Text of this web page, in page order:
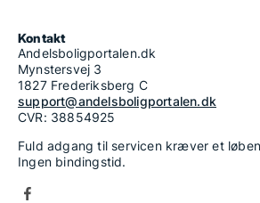
Kontakt
Andelsboligportalen.dk
Mynstersvej 3
1827 Frederiksberg C
support@andelsboligportalen.dk
CVR: 38854925
Fuld adgang til servicen kræver et
Ingen bindingstid.